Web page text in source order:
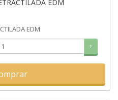
EDM
EDM
+